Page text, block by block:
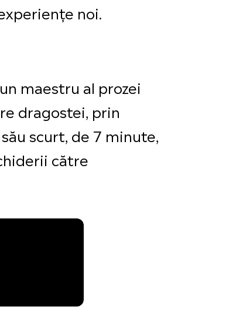
noi.
maestru al prozei
dragostei, prin
scurt, de 7 minute,
către